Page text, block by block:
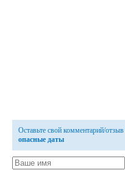
Оставьте свой комментарий/отзыв
опасные даты